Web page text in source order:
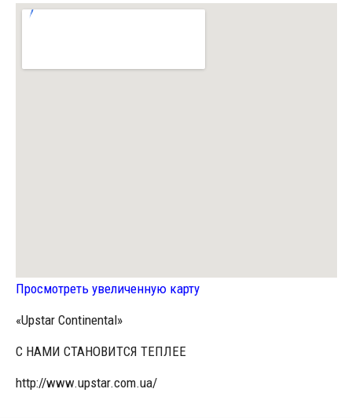
Просмотреть увеличенную карту
«Upstar Continental»
С НАМИ СТАНОВИТСЯ ТЕПЛЕЕ
http://www.upstar.com.ua/